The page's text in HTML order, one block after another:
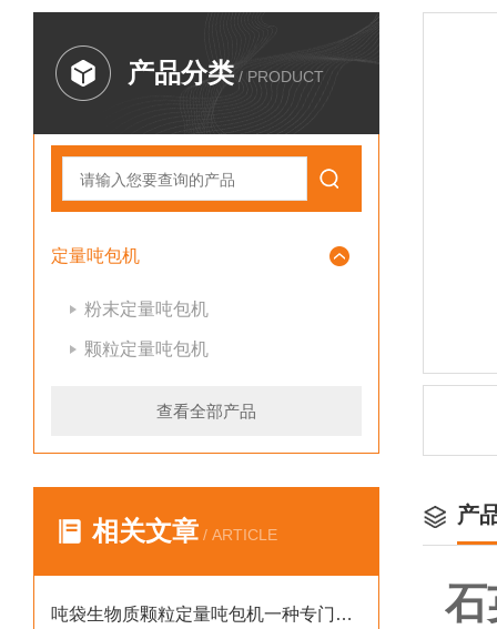
产品分类 / PRODUCT
定量吨包机
粉末定量吨包机
颗粒定量吨包机
查看全部产品
相关文章 / ARTICLE
吨袋生物质颗粒定量吨包机一种专门用于吨袋设备
产
石